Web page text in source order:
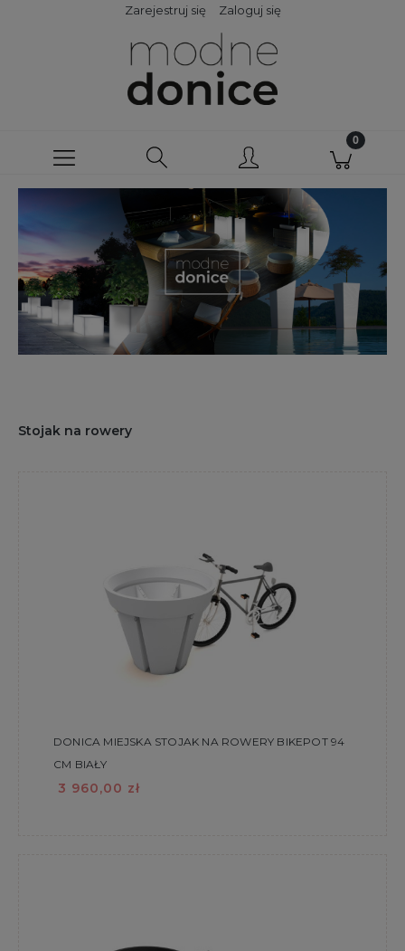
Zarejestruj się Zaloguj się
Stojak na rowery
DONICA MIEJSKA STOJAK NA ROWERY BIKEPOT 94
CM BIAŁY
3 960,00 zł